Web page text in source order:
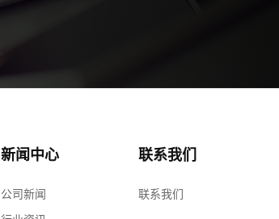
新闻中心
公司新闻
联系我们
联系我们